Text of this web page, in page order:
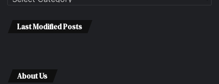
Last Modified Posts
About Us